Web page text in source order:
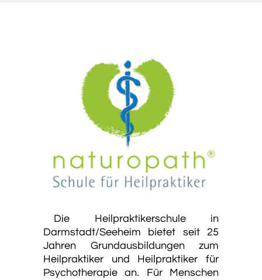
Die Heilpraktikerschule in
Darmstadt/Seeheim bietet seit 25
Jahren Grundausbildungen zum
Heilpraktiker und Heilpraktiker für
Psychotherapie an. Für Menschen